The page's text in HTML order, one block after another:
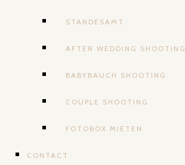
STANDESAMT
AFTER WEDDING SHOOTING
BABYBAUCH SHOOTING
COUPLE SHOOTING
FOTOBOX MIETEN
CONTACT